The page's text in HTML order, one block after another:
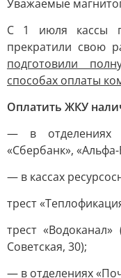
Уважаемые
С 1 июля кассы
прекратили свою
подготовили
способах оплаты
Оплатить ЖКУ
— в отделениях
«Сбербанк»,
— в кассах
трест
трест
Советская, 30);
— в отделениях